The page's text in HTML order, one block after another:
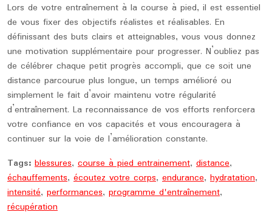
Lors de votre entraînement à la course à pied, il est essentiel
de vous fixer des objectifs réalistes et réalisables. En
définissant des buts clairs et atteignables, vous vous donnez
une motivation supplémentaire pour progresser. N’oubliez pas
de célébrer chaque petit progrès accompli, que ce soit une
distance parcourue plus longue, un temps amélioré ou
simplement le fait d’avoir maintenu votre régularité
d’entraînement. La reconnaissance de vos efforts renforcera
votre confiance en vos capacités et vous encouragera à
continuer sur la voie de l’amélioration constante.
Tags: blessures, course à pied entrainement, distance,
échauffements, écoutez votre corps, endurance, hydratation,
intensité, performances, programme d'entraînement,
récupération